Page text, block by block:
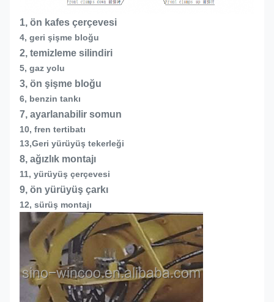
1, ön kafes çerçevesi
4, geri şişme bloğu
2, temizleme silindiri
5, gaz yolu
3, ön şişme bloğu
6, benzin tankı
7, ayarlanabilir somun
10, fren tertibatı
13,Geri yürüyüş tekerleği
8, ağızlık montajı
11, yürüyüş çerçevesi
9, ön yürüyüş çarkı
12, sürüş montajı